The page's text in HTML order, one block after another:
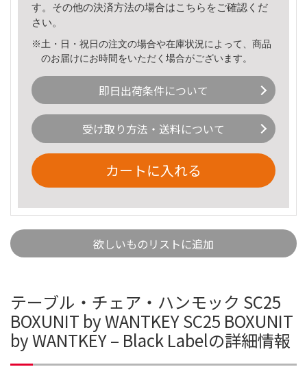
す。その他の決済方法の場合はこちら をご確認くだ
さい。
※土・日・祝日の注文の場合や在庫状況によって、商品
のお届けにお時間をいただく場合がございます。
即日出荷条件について
受け取り方法・送料について
カートに入れる
欲しいものリストに追加
テーブル・チェア・ハンモック SC25
BOXUNIT by WANTKEY SC25 BOXUNIT
by WANTKEY – Black Labelの詳細情報